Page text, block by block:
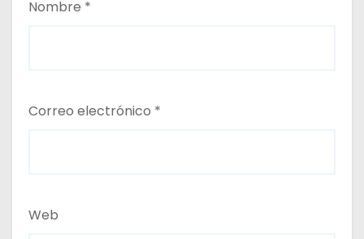
Nombre *
Correo electrónico *
Web